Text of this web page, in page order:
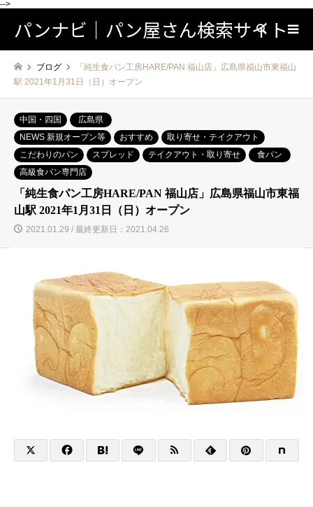
-->
パンナビ｜パン屋さん検索サイト検索
ブログ
「純生食パン工房HARE/PAN 福山店」広島県福山市東福山
駅 2021年1月31日（日）オープン
中国・四国
広島県
NEWS 新規オープン等
おすすめ
取り寄せ・テイクアウト
こだわりのパン
スプレッド テイクアウト・取り寄せ
食パン
高級食パン専門店
「純生食パン工房HARE/PAN 福山店」広島県福山市東福
山駅 2021年1月31日（日）オープン
2021.01.29 / 最終更新日：2021.04.26